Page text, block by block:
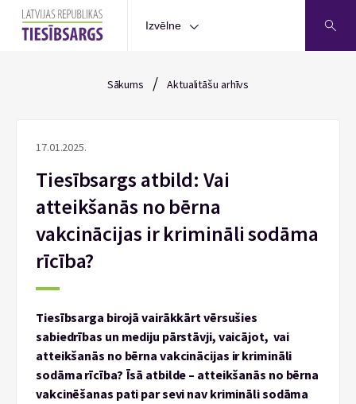
Izvēlne
Sākums / Aktualitāšu arhīvs
17.01.2025.
Tiesībsargs atbild: Vai
atteikšanās no bērna
vakcinācijas ir krimināli sodāma
rīcība?
Tiesībsarga birojā vairākkārt vērsušies
sabiedrības un mediju pārstāvji, vaicājot, vai
atteikšanās no bērna vakcinācijas ir krimināli
sodāma rīcība? Īsā atbilde – atteikšanās no bērna
vakcinēšanas pati par sevi nav krimināli sodāma